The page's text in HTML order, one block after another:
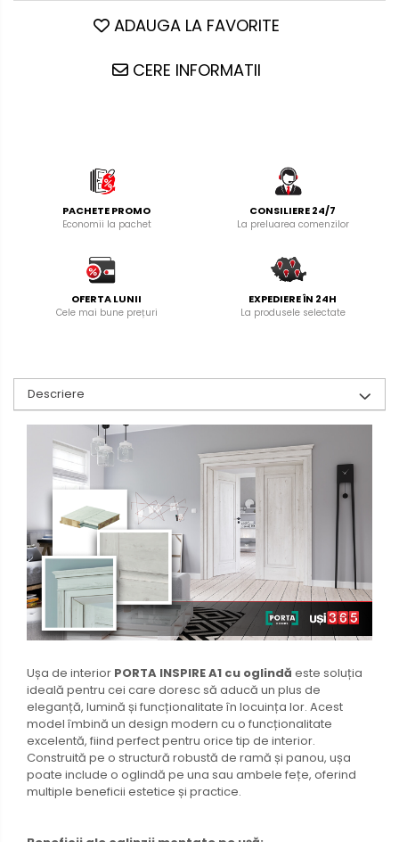
ADAUGA LA FAVORITE
CERE INFORMATII
PACHETE PROMO
Economii la pachet
CONSILIERE 24/7
La preluarea comenzilor
OFERTA LUNII
Cele mai bune prețuri
EXPEDIERE ÎN 24H
La produsele selectate
Descriere
Ușa de interior PORTA INSPIRE A1 cu oglindă este soluția
ideală pentru cei care doresc să aducă un plus de
eleganță, lumină și funcționalitate în locuința lor. Acest
model îmbină un design modern cu o funcționalitate
excelentă, fiind perfect pentru orice tip de interior.
Construită pe o structură robustă de ramă și panou, ușa
poate include o oglindă pe una sau ambele fețe, oferind
multiple beneficii estetice și practice.